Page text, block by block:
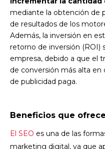
mediante la obtención de
de resultados de los
Además, la inversión en
retorno de inversión (ROI)
empresa, debido a que el
de conversión más alta
de publicidad paga.
Beneficios que
El SEO es una de las
marketing digital, ya que